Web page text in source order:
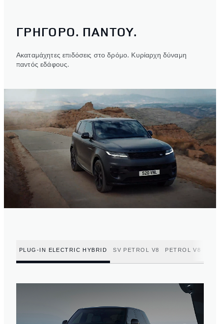
ΓΡΗΓΟΡΟ. ΠΑΝΤΟΥ.
Ακαταμάχητες επιδόσεις στο δρόμο. Κυρίαρχη δύναμη
παντός εδάφους.
PLUG-IN ELECTRIC HYBRID SV PETROL V8 PETROL V8